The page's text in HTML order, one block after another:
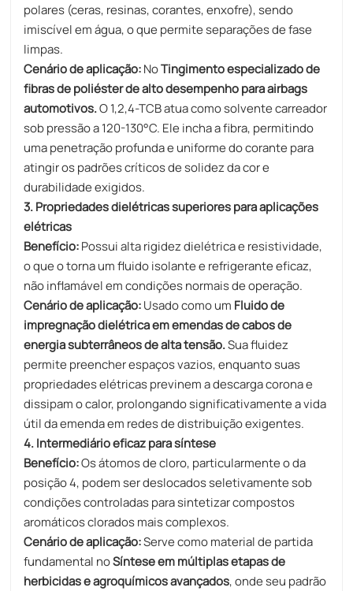
polares (ceras, resinas, corantes, enxofre), sendo
imiscível em água, o que permite separações de fase
limpas.
Cenário de aplicação:NoTingimento especializado de
fibras de poliéster de alto desempenho para airbags
automotivos.O 1,2,4-TCB atua como solvente carreador
sob pressão a 120-130°C. Ele incha a fibra, permitindo
uma penetração profunda e uniforme do corante para
atingir os padrões críticos de solidez da cor e
durabilidade exigidos.
3. Propriedades dielétricas superiores para aplicações
elétricas
Benefício:Possui alta rigidez dielétrica e resistividade,
o que o torna um fluido isolante e refrigerante eficaz,
não inflamável em condições normais de operação.
Cenário de aplicação:Usado como um Fluido de
impregnação dielétrica em emendas de cabos de
energia subterrâneos de alta tensão.Sua fluidez
permite preencher espaços vazios, enquanto suas
propriedades elétricas previnem a descarga corona e
dissipam o calor, prolongando significativamente a vida
útil da emenda em redes de distribuição exigentes.
4. Intermediário eficaz para síntese
Benefício:Os átomos de cloro, particularmente o da
posição 4, podem ser deslocados seletivamente sob
condições controladas para sintetizar compostos
aromáticos clorados mais complexos.
Cenário de aplicação:Serve como material de partida
fundamental noSíntese em múltiplas etapas de
herbicidas e agroquímicos avançados, onde seu padrão